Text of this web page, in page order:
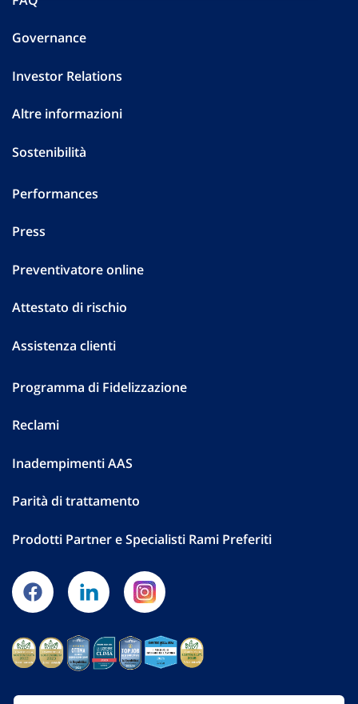
Governance
Investor Relations
Altre informazioni
Sostenibilità
Performances
Press
Preventivatore online
Attestato di rischio
Assistenza clienti
Programma di Fidelizzazione
Reclami
Inadempimenti AAS
Parità di trattamento
Prodotti Partner e Specialisti Rami Preferiti